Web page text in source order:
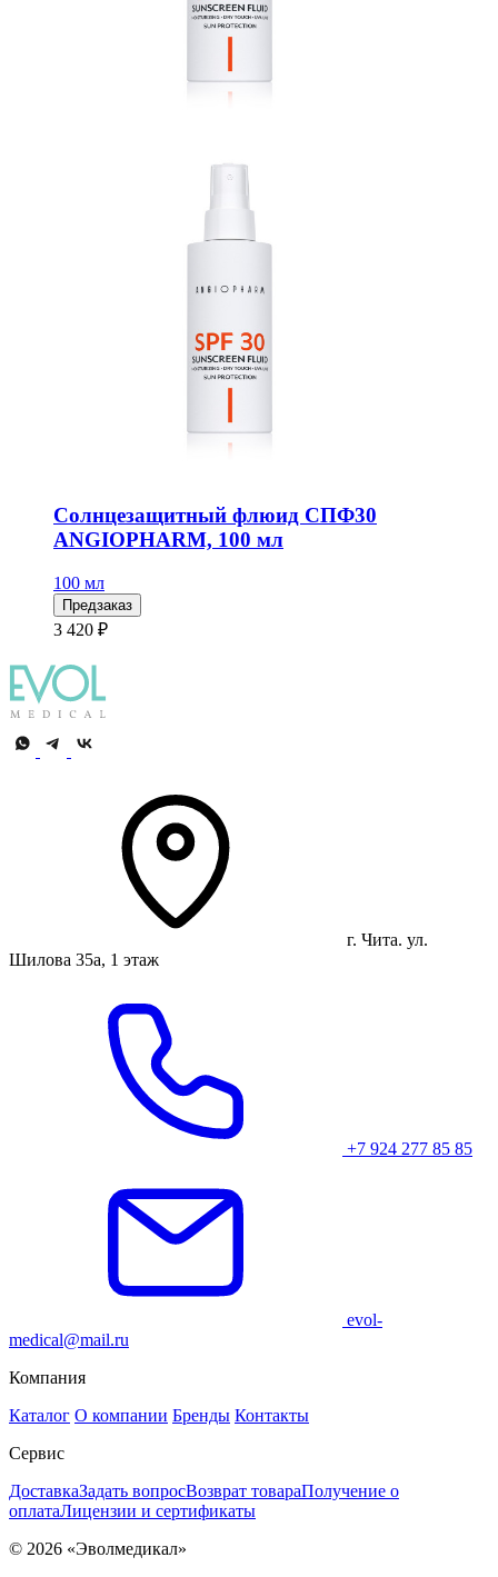
Солнцезащитный флюид СПФ30
ANGIOPHARM, 100 мл
100 мл
Предзаказ
3 420 ₽
г. Чита. ул.
Шилова 35а, 1 этаж
+7 924 277 85 85
evol-
medical@mail.ru
Компания
Каталог О компании Бренды Контакты
Сервис
ДоставкаЗадать вопросВозврат товараПолучение о
оплатаЛицензии и сертификаты
© 2026 «Эволмедикал»